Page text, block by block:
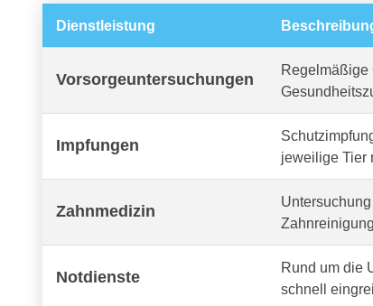
Dienstleistung
Vorsorgeuntersuchungen
Regelmäßige
Impfungen
jeweilige Tier
Zahnmedizin
Notdienste
Rund um die
schnell